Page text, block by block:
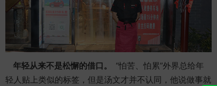
年轻从来不是松懈的借口。
“怕苦、怕累”外界总给年
轻人贴上类似的标签，但是汤文才并不认同，他说做事就